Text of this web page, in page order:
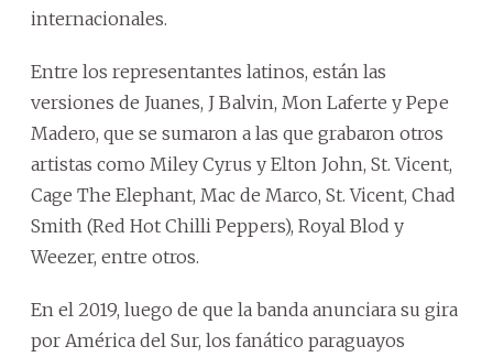
internacionales.
Entre los representantes latinos, están las
versiones de Juanes, J Balvin, Mon Laferte y Pepe
Madero, que se sumaron a las que grabaron otros
artistas como Miley Cyrus y Elton John, St. Vicent,
Cage The Elephant, Mac de Marco, St. Vicent, Chad
Smith (Red Hot Chilli Peppers), Royal Blod y
Weezer, entre otros.
En el 2019, luego de que la banda anunciara su gira
por América del Sur, los fanático paraguayos